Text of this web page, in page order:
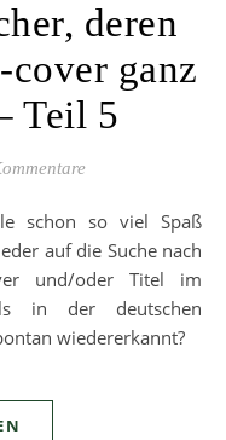
deren
ganz
Teil 5
auf die Suche nach
und/oder Titel im
in der deutschen
wiedererkannt?